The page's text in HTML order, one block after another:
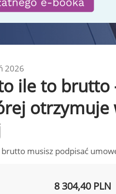
2026
ile to
otrzymuje
musisz podpisać
8 304,40 PLN